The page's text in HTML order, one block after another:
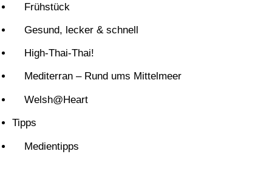
Frühstück
Gesund, lecker & schnell
High-Thai-Thai!
Mediterran – Rund ums Mittelmeer
Welsh@Heart
Tipps
Medientipps